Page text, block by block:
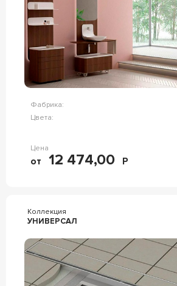
Фабрика:
Цвета:
Цена
от 12 474,00 Р
Коллекция
УНИВЕРСАЛ